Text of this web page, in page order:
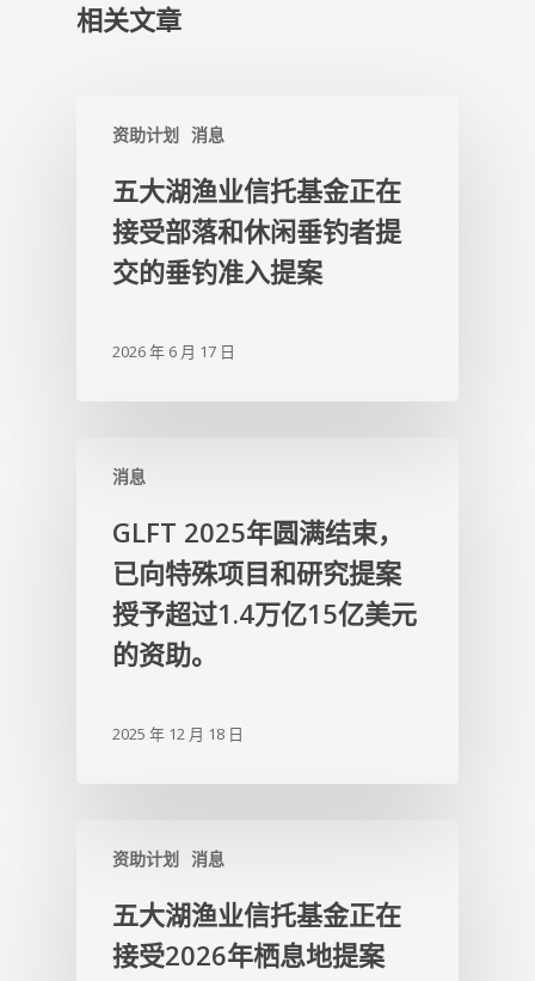
相关文章
资助计划 消息
五大湖渔业信托基金正在
接受部落和休闲垂钓者提
交的垂钓准入提案
2026 年 6 月 17 日
消息
GLFT 2025年圆满结束，
已向特殊项目和研究提案
授予超过1.4万亿15亿美元
的资助。
2025 年 12 月 18 日
资助计划 消息
五大湖渔业信托基金正在
接受2026年栖息地提案